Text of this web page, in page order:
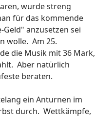
wurde streng
für das kommende
Geld" anzusetzen sei
wolle. Am 25.
die Musik mit 36 Mark,
Aber natürlich
beraten.
ein Anturnen im
durch. Wettkämpfe,